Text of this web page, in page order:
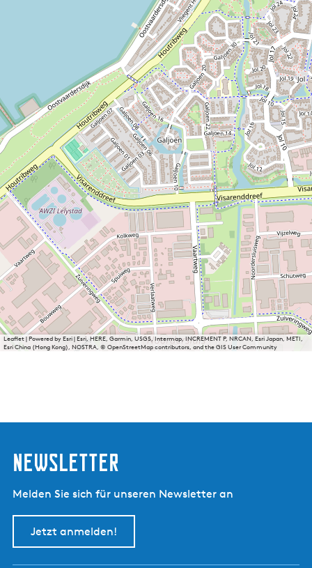
Leaflet|Powered by Esri | Esri, HERE, Garmin, USGS, Intermap, INCREMENT P, NRCAN, Esri Japan, METI,
Esri China (Hong Kong), NOSTRA, © OpenStreetMap contributors, and the GIS User Community
Newsletter
Melden Sie sich für unseren Newsletter an
Jetzt anmelden!